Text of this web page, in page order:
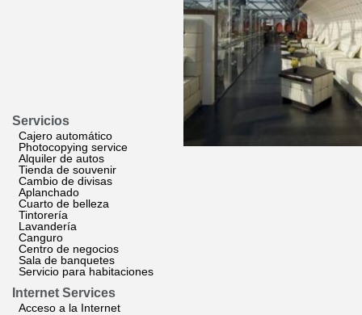
Servicios
Cajero automático
Photocopying service
Alquiler de autos
Tienda de souvenir
Cambio de divisas
Aplanchado
Cuarto de belleza
Tintorería
Lavandería
Canguro
Centro de negocios
Sala de banquetes
Servicio para habitaciones
Internet Services
Acceso a la Internet